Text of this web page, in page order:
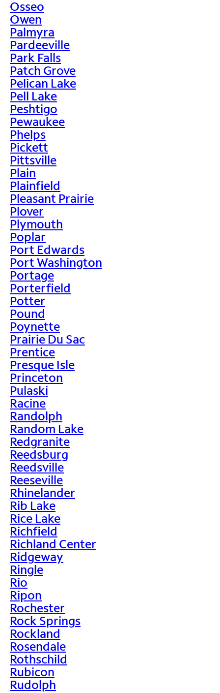
Osseo
Owen
Palmyra
Pardeeville
Park Falls
Patch Grove
Pelican Lake
Pell Lake
Peshtigo
Pewaukee
Phelps
Pickett
Pittsville
Plain
Plainfield
Pleasant Prairie
Plover
Plymouth
Poplar
Port Edwards
Port Washington
Portage
Porterfield
Potter
Pound
Poynette
Prairie Du Sac
Prentice
Presque Isle
Princeton
Pulaski
Racine
Randolph
Random Lake
Redgranite
Reedsburg
Reedsville
Reeseville
Rhinelander
Rib Lake
Rice Lake
Richfield
Richland Center
Ridgeway
Ringle
Rio
Ripon
Rochester
Rock Springs
Rockland
Rosendale
Rothschild
Rubicon
Rudolph